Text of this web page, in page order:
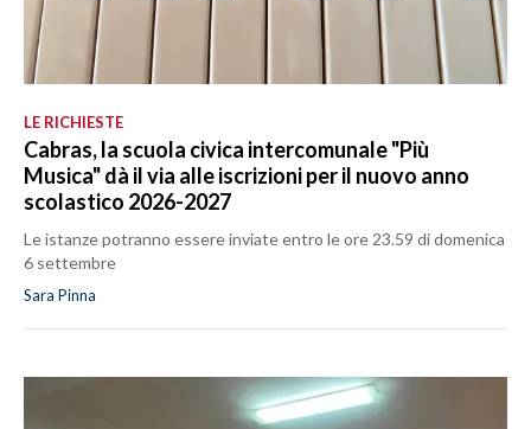
LE RICHIESTE
Cabras, la scuola civica intercomunale "Più
Musica" dà il via alle iscrizioni per il nuovo anno
scolastico 2026-2027
Le istanze potranno essere inviate entro le ore 23.59 di domenica
6 settembre
Sara Pinna